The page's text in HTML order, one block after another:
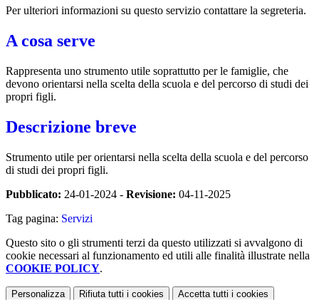
Per ulteriori informazioni su questo servizio contattare la segreteria.
A cosa serve
Rappresenta uno strumento utile soprattutto per le famiglie, che
devono orientarsi nella scelta della scuola e del percorso di studi dei
propri figli.
Descrizione breve
Strumento utile per orientarsi nella scelta della scuola e del percorso
di studi dei propri figli.
Pubblicato: 24-01-2024 - Revisione: 04-11-2025
Tag pagina: Servizi
Questo sito o gli strumenti terzi da questo utilizzati si avvalgono di
cookie necessari al funzionamento ed utili alle finalità illustrate nella
COOKIE POLICY.
Personalizza Rifiuta tutti i cookies Accetta tutti i cookies